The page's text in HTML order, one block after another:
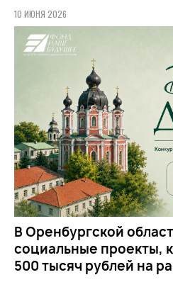
10 ИЮНЯ 2026
В Оренбургской
социальные проекты,
500 тысяч рублей на